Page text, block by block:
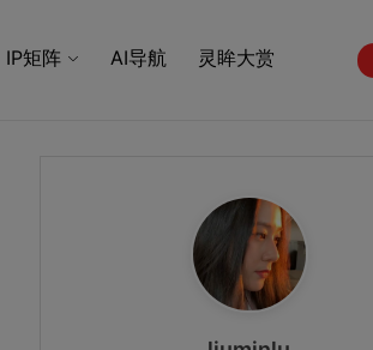
IP矩阵 AI导航 灵眸大赏